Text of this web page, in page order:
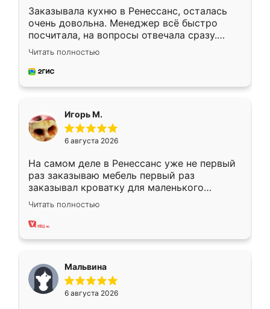
Заказывала кухню в Ренессанс, осталась
очень довольна. Менеджер всё быстро
посчитала, на вопросы отвечала сразу.
Замерщик приехал в субботу, подошёл к
делу со всей ответственностью. Собрали
за день, ребята работали аккуратно, даже
Читать полностью
Игорь М.
6 августа 2026
На самом деле в Ренессанс уже не первый
раз заказываю мебель первый раз
заказывал кроватку для маленького
ребёнка при его рождении ,во второй раз
заказал шкаф-купе. По качеству очень
хорошее сборка достаточно быстрая,
меньше, здесь же он более разнообразный.
Мне нравится ,если что-то потребуется из
мебели буду заказывать только здесь.
Читать полностью
Мальвина
6 августа 2026